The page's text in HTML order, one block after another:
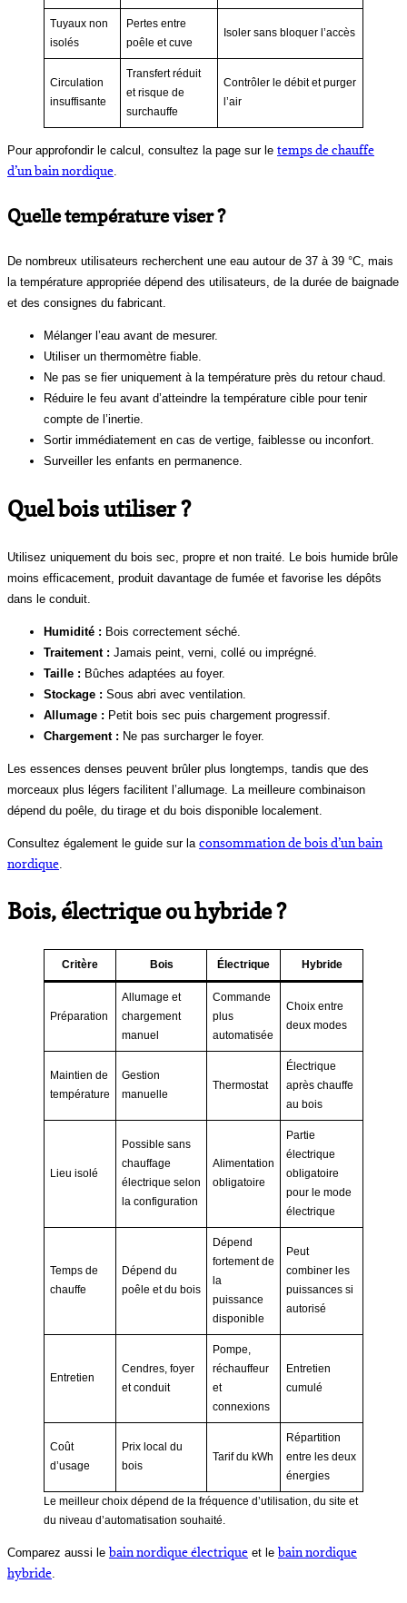
Tuyaux non
isolés
Pertes entre
poêle et cuve
Isoler sans bloquer l’accès
Circulation
insuffisante
Transfert réduit
et risque de
surchauffe
Contrôler le débit et purger
l’air
Pour approfondir le calcul, consultez la page sur le temps de chauffe
d’un bain nordique
Quelle température viser ?
De nombreux utilisateurs recherchent une eau autour de 37 à 39 °C, mais
la température appropriée dépend des utilisateurs, de la durée de baignade
et des consignes du fabricant.
Mélanger l’eau avant de mesurer.
Utiliser un thermomètre fiable.
Ne pas se fier uniquement à la température près du retour chaud.
Réduire le feu avant d’atteindre la température cible pour tenir
compte de l’inertie.
Sortir immédiatement en cas de vertige, faiblesse ou inconfort.
Surveiller les enfants en permanence.
Quel bois utiliser ?
Utilisez uniquement du bois sec, propre et non traité. Le bois humide brûle
moins efficacement, produit davantage de fumée et favorise les dépôts
dans le conduit.
Humidité : Bois correctement séché.
Traitement : Jamais peint, verni, collé ou imprégné.
Taille : Bûches adaptées au foyer.
Stockage : Sous abri avec ventilation.
Allumage : Petit bois sec puis chargement progressif.
Chargement : Ne pas surcharger le foyer.
Les essences denses peuvent brûler plus longtemps, tandis que des
morceaux plus légers facilitent l’allumage. La meilleure combinaison
dépend du poêle, du tirage et du bois disponible localement.
Consultez également le guide sur la consommation de bois d’un bain
nordique
Bois, électrique ou hybride ?
Critère Bois Électrique Hybride
Préparation
Allumage et
chargement
manuel
Commande
plus
automatisée
Choix entre
deux modes
Maintien de
température
Gestion
manuelle
Thermostat
Électrique
après chauffe
au bois
Lieu isolé
Possible sans
chauffage
électrique selon
la configuration
Alimentation
obligatoire
Partie
électrique
obligatoire
pour le mode
électrique
Temps de
chauffe
Dépend du
poêle et du bois
Dépend
fortement de
la
puissance
disponible
Peut
combiner les
puissances si
autorisé
Entretien
Cendres, foyer
et conduit
Pompe,
réchauffeur
et
connexions
Entretien
cumulé
Coût
d’usage
Prix local du
bois
Tarif du kWh
Répartition
entre les deux
énergies
Le meilleur choix dépend de la fréquence d’utilisation, du site et
du niveau d’automatisation souhaité.
Comparez aussi le bain nordique électrique et le bain nordique
hybride.